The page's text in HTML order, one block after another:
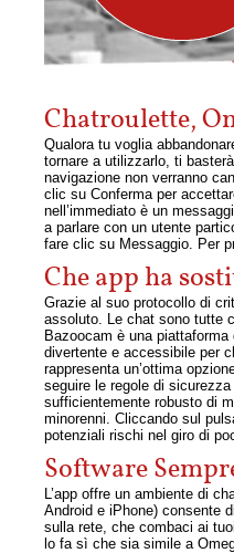
Chatroulette,
Qualora tu voglia
tornare a utilizzarlo, ti
navigazione non verranno
clic su Conferma per
nell’immediato è un
a parlare con un utente
fare clic su Messaggio. Per
Che app ha
Grazie al suo protocollo di
assoluto. Le chat sono tutte
Bazoocam è una
divertente e accessibile per
rappresenta un’ottima
seguire le regole di
sufficientemente robusto di
minorenni. Cliccando sul
potenziali rischi nel giro di
Software
L’app offre un ambiente di
Android e iPhone) consente
sulla rete, che combaci ai
lo fa sì che sia simile a